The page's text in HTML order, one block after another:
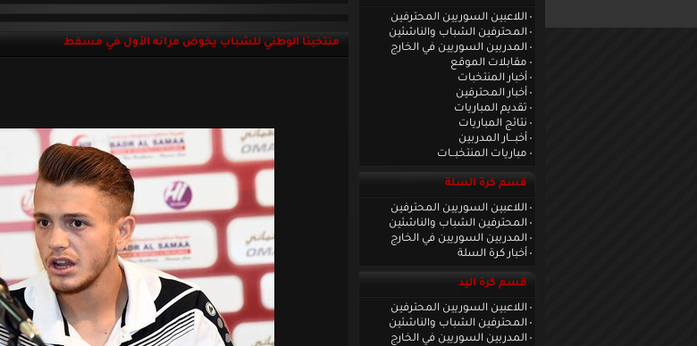
اللاعبين السوريين المحترفين
المحترفين الشباب والناشئين
المدربين السوريين في الخارج
مقابلات الموقع
أخبار المنتخبات
أخبار المحترفين
تقديم المباريات
نتائج المباريات
أخبـــار المدربين
مباريات المنتخبــات
قسم كرة السلة
اللاعبين السوريين المحترفين
المحترفين الشباب والناشئين
المدربين السوريين في الخارج
أخبار كرة السلة
قسم كرة اليد
اللاعبين السوريين المحترفين
المحترفين الشباب والناشئين
المدربين السوريين في الخارج
منتخبنا الوطني للشباب يخوض مرانه الأول في مسقط